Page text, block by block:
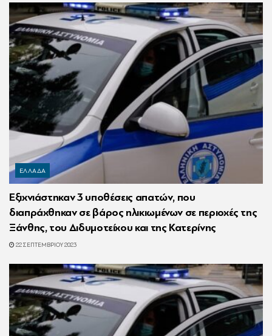
ΕΛΛΑΔΑ
Εξιχνιάστηκαν 3 υποθέσεις απατών, που
διαπράχθηκαν σε βάρος ηλικιωμένων σε περιοχές της
Ξάνθης, του Διδυμοτείχου και της Κατερίνης
22 ΣΕΠΤΕΜΒΡΊΟΥ 2023